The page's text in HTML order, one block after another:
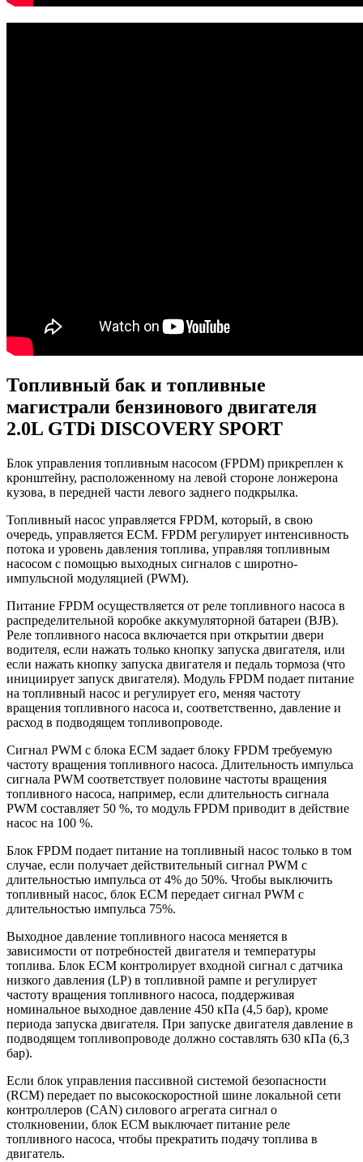
Топливный бак и топливные
магистрали бензинового двигателя
2.0L GTDi DISCOVERY SPORT
Блок управления топливным насосом (FPDM) прикреплен к
кронштейну, расположенному на левой стороне лонжерона
кузова, в передней части левого заднего подкрылка.
Топливный насос управляется FPDM, который, в свою
очередь, управляется ECM. FPDM регулирует интенсивность
потока и уровень давления топлива, управляя топливным
насосом с помощью выходных сигналов с широтно-
импульсной модуляцией (PWM).
Питание FPDM осуществляется от реле топливного насоса в
распределительной коробке аккумуляторной батареи (BJB).
Реле топливного насоса включается при открытии двери
водителя, если нажать только кнопку запуска двигателя, или
если нажать кнопку запуска двигателя и педаль тормоза (что
инициирует запуск двигателя). Модуль FPDM подает питание
на топливный насос и регулирует его, меняя частоту
вращения топливного насоса и, соответственно, давление и
расход в подводящем топливопроводе.
Сигнал PWM с блока ЕСМ задает блоку FPDM требуемую
частоту вращения топливного насоса. Длительность импульса
сигнала PWM соответствует половине частоты вращения
топливного насоса, например, если длительность сигнала
PWM составляет 50 %, то модуль FPDM приводит в действие
насос на 100 %.
Блок FPDM подает питание на топливный насос только в том
случае, если получает действительный сигнал PWM с
длительностью импульса от 4% до 50%. Чтобы выключить
топливный насос, блок ECM передает сигнал PWM с
длительностью импульса 75%.
Выходное давление топливного насоса меняется в
зависимости от потребностей двигателя и температуры
топлива. Блок ECM контролирует входной сигнал с датчика
низкого давления (LP) в топливной рампе и регулирует
частоту вращения топливного насоса, поддерживая
номинальное выходное давление 450 кПа (4,5 бар), кроме
периода запуска двигателя. При запуске двигателя давление в
подводящем топливопроводе должно составлять 630 кПа (6,3
бар).
Если блок управления пассивной системой безопасности
(RCM) передает по высокоскоростной шине локальной сети
контроллеров (CAN) силового агрегата сигнал о
столкновении, блок ECM выключает питание реле
топливного насоса, чтобы прекратить подачу топлива в
двигатель.